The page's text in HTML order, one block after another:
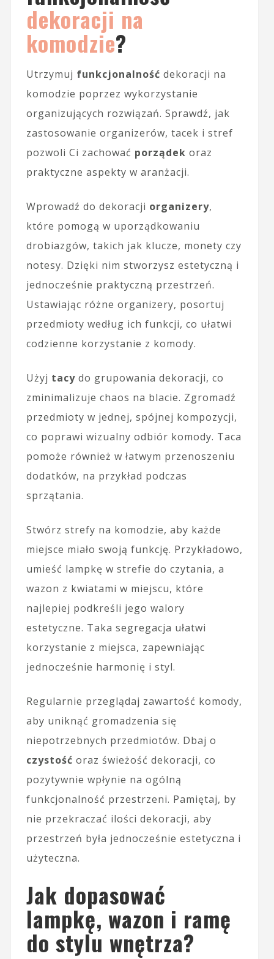
dekoracji na
komodzie?
Utrzymuj funkcjonalność dekoracji na
komodzie poprzez wykorzystanie
organizujących rozwiązań. Sprawdź, jak
zastosowanie organizerów, tacek i stref
pozwoli Ci zachować porządek oraz
praktyczne aspekty w aranżacji.
Wprowadź do dekoracji organizery,
które pomogą w uporządkowaniu
drobiazgów, takich jak klucze, monety czy
notesy. Dzięki nim stworzysz estetyczną i
jednocześnie praktyczną przestrzeń.
Ustawiając różne organizery, posortuj
przedmioty według ich funkcji, co ułatwi
codzienne korzystanie z komody.
Użyj tacydo grupowania dekoracji, co
zminimalizuje chaos na blacie. Zgromadź
przedmioty w jednej, spójnej kompozycji,
co poprawi wizualny odbiór komody. Taca
pomoże również w łatwym przenoszeniu
dodatków, na przykład podczas
sprzątania.
Stwórz strefy na komodzie, aby każde
miejsce miało swoją funkcję. Przykładowo,
umieść lampkę w strefie do czytania, a
wazon z kwiatami w miejscu, które
najlepiej podkreśli jego walory
estetyczne. Taka segregacja ułatwi
korzystanie z miejsca, zapewniając
jednocześnie harmonię i styl.
Regularnie przeglądaj zawartość komody,
aby uniknąć gromadzenia się
niepotrzebnych przedmiotów. Dbaj o
czystość oraz świeżość dekoracji, co
pozytywnie wpłynie na ogólną
funkcjonalność przestrzeni. Pamiętaj, by
nie przekraczać ilości dekoracji, aby
przestrzeń była jednocześnie estetyczna i
użyteczna.
Jak dopasować
lampkę, wazon i ramę
do stylu wnętrza?